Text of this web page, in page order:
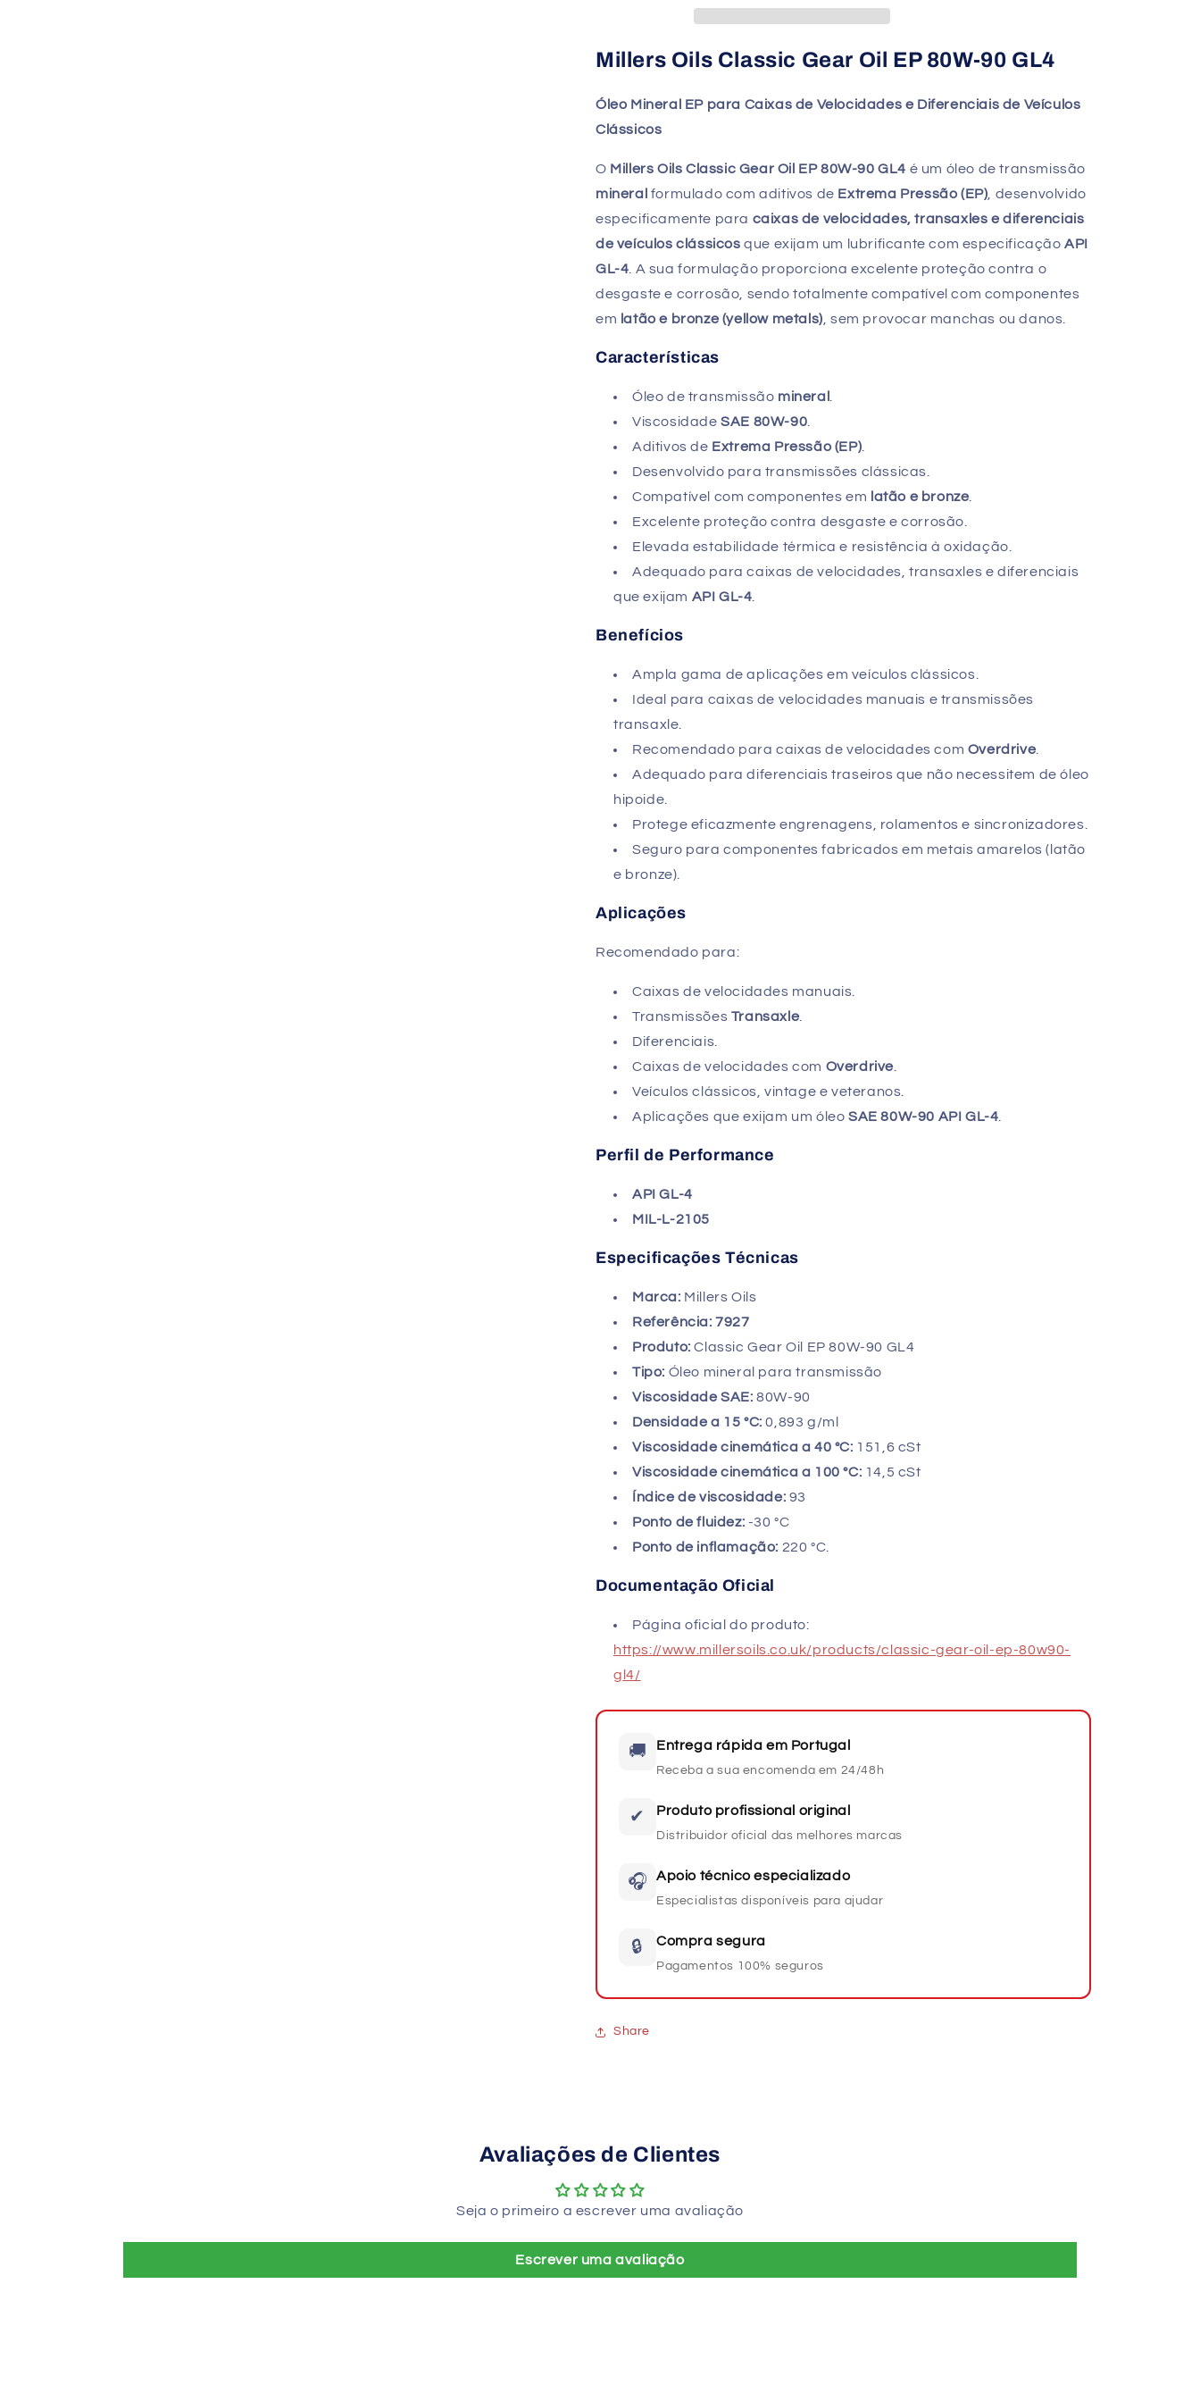
80W-
90
|
Óleo
para
Transmissões
Clássicas
80W-
90
|
para
Transmissões
Clássicas
Millers Oils Classic Gear Oil EP 80W-90 GL4
Óleo Mineral EP para Caixas de Velocidades e Diferenciais de Veículos
Clássicos
O Millers Oils Classic Gear Oil EP 80W-90 GL4 é um óleo de transmissão
mineral formulado com aditivos de Extrema Pressão (EP) , desenvolvido
especificamente para caixas de velocidades, transaxles e diferenciais
de veículos clássicos que exijam um lubrificante com especificaçãoAPI
GL-4 . A sua formulação proporciona excelente proteção contra o
desgaste e corrosão, sendo totalmente compatível com componentes
em latão e bronze (yellow metals) , sem provocar manchas ou danos.
Características
Óleo de transmissão mineral
ViscosidadeSAE 80W-90
Aditivos de Extrema Pressão (EP)
Desenvolvido para transmissões clássicas.
Compatível com componentes em latão e bronze.
Excelente proteção contra desgaste e corrosão.
Elevada estabilidade térmica e resistência à oxidação.
Adequado para caixas de velocidades, transaxles e diferenciais
que exijam API GL-4
Benefícios
Ampla gama de aplicações em veículos clássicos.
Ideal para caixas de velocidades manuais e transmissões
transaxle.
Recomendado para caixas de velocidades com Overdrive.
Adequado para diferenciais traseiros que não necessitem de óleo
hipoide.
Protege eficazmente engrenagens, rolamentos e sincronizadores.
Seguro para componentes fabricados em metais amarelos (latão
e bronze).
Aplicações
Recomendado para:
Caixas de velocidades manuais.
Transmissões Transaxle.
Diferenciais.
Caixas de velocidades com Overdrive
Veículos clássicos, vintage e veteranos.
Aplicações que exijam um óleo SAE 80W-90 API GL-4
Perfil de Performance
API GL-4
MIL-L-2105
Especificações Técnicas
Marca: Millers Oils
Referência: 7927
Produto: Classic Gear Oil EP 80W-90 GL4
Tipo: Óleo mineral para transmissão
Viscosidade SAE: 80W-90
Densidade a 15 °C: 0,893 g/ml
Viscosidade cinemática a 40 °C: 151,6 cSt
Viscosidade cinemática a 100 °C: 14,5 cSt
Índice de viscosidade: 93
Ponto de fluidez: -30 °C
Ponto de inflamação: 220 °C.
Documentação Oficial
Página oficial do produto:
https://www.millersoils.co.uk/products/classic-gear-oil-ep-80w90-
gl4/
🚚 Entrega rápida em Portugal
Receba a sua encomenda em 24/48h
✔ Produto profissional original
Distribuidor oficial das melhores marcas
🎧 Apoio técnico especializado
Especialistas disponíveis para ajudar
🔒 Compra segura
Pagamentos 100% seguros
Share
Avaliações de Clientes
Seja o primeiro a escrever uma avaliação
Escrever uma avaliação